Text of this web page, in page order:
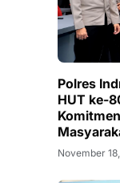
Polres
HUT ke-
November